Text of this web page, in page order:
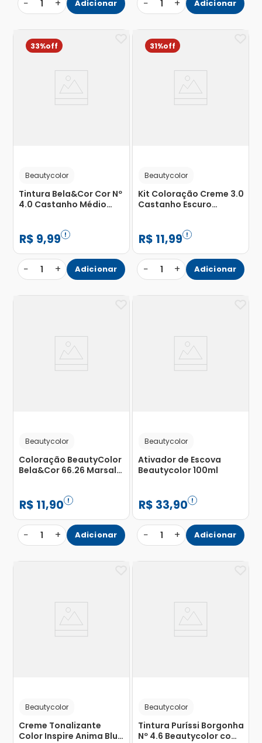
− 1 + Adicionar − 1 + Adicionar
33%
Beautycolor
Tintura Bela&Cor Cor Nº
4.0 Castanho Médio
R$ 9,99
− 1 + Adicionar
31%
Beautycolor
Kit Coloração Creme 3.0
Castanho Escuro
R$ 11,99
− 1 + Adicionar
Beautycolor
Coloração BeautyColor
Bela&Cor 66.26 Marsala
R$ 11,90
− 1 + Adicionar
Beautycolor
Ativador de Escova
Beautycolor 100ml
R$ 33,90
− 1 + Adicionar
Beautycolor
Creme Tonalizante
Color Inspire Anima Blue
Beautycolor
Tintura Puríssi Borgonha
Nº 4.6 Beautycolor com 1